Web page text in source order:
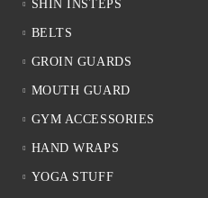
SHIN INSTEPS
BELTS
GROIN GUARDS
MOUTH GUARD
GYM ACCESSORIES
HAND WRAPS
YOGA STUFF